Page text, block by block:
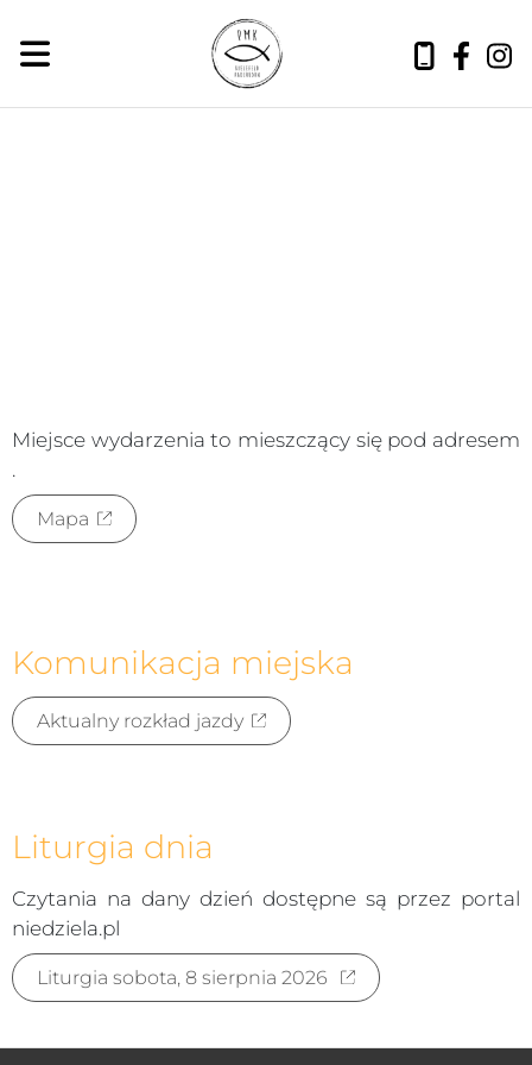
Miejsce wydarzenia to mieszczący się pod adresem
.
Mapa
Komunikacja miejska
Aktualny rozkład jazdy
Liturgia dnia
Czytania na dany dzień dostępne są przez portal
niedziela.pl
Liturgia sobota, 8 sierpnia 2026